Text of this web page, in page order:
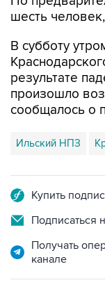
шесть
В субботу
результате
произошло
сообщалось о
Ильский НПЗ
Купить
Подписаться
Получать
канале